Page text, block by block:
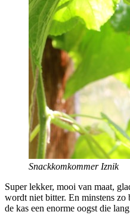
Snackkomkommer Iznik
Super lekker, mooi van maat,
wordt niet bitter. En minstens
de kas een enorme oogst die